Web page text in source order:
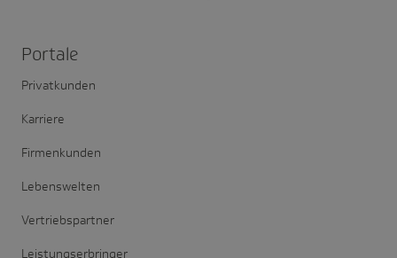
Portale
Privatkunden
Karriere
Firmenkunden
Lebenswelten
Vertriebspartner
Leistungserbringer